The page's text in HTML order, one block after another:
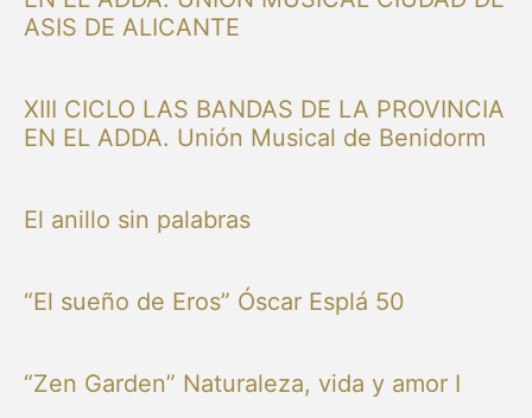
ASIS DE ALICANTE
XIII CICLO LAS BANDAS DE LA PROVINCIA
EN EL ADDA. Unión Musical de Benidorm
El anillo sin palabras
“El sueño de Eros” Óscar Esplá 50
“Zen Garden” Naturaleza, vida y amor I